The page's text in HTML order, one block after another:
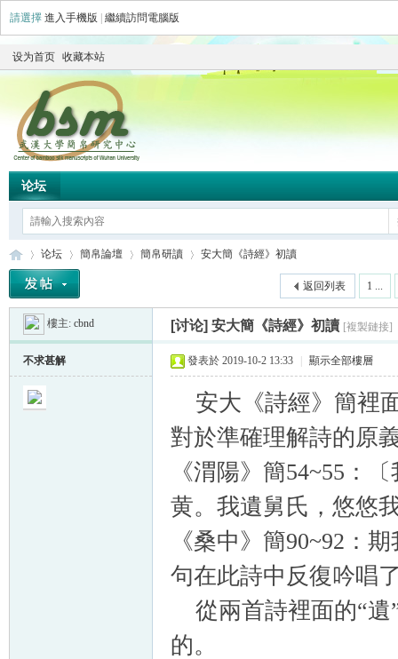
請選擇 進入手機版 繼續訪問電腦版
设为首页 收藏本站
论坛
»
论坛
›
簡帛論壇 簡帛研讀
›
安大簡《詩經》初讀
1 ...
返回列表
樓主: cbnd [讨论] 安大簡《詩經》初讀 [複製鏈接]
不求甚解 發表於 2019-10-2 13:33 顯示全部樓層
安大《詩經》簡裡
對於準確理解詩的原
《渭陽》簡54~55：
黄。我遺舅氏，悠悠
《桑中》簡90~92：
句在此詩中反復吟唱
從兩首詩裡面的“遺
的。